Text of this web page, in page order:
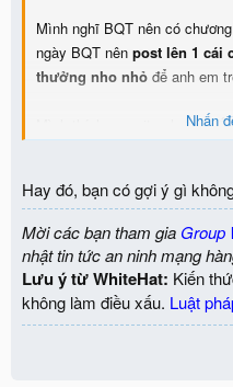
Mình nghĩ BQT nên có
ngày BQT nên post lên 1 cái
thưởng nho nhỏ để anh em
Mình thích security nhưng
Mình đề xuất như vậy để
liệu thì diễn đàn có nhiều rồi
tác cộng đồng thì cũng khó
cho vui.
Nếu kết quả tốt thì mình nghĩ
Nhấn
Hay đó, bạn có gợi ý gì
Mời các bạn tham gia Group
nhật tin tức an ninh mạng
Lưu ý từ WhiteHat: Kiến
không làm điều xấu. Luật